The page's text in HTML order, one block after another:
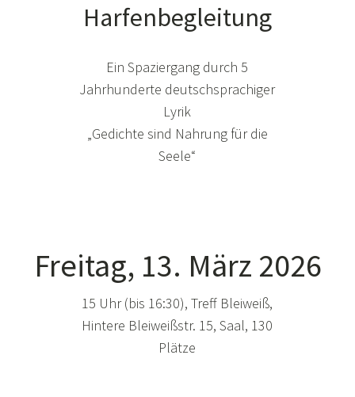
Harfenbegleitung
Ein Spaziergang durch 5
Jahrhunderte deutschsprachiger
Lyrik
„Gedichte sind Nahrung für die
Seele“
Freitag, 13. März 2026
15 Uhr (bis 16:30), Treff Bleiweiß,
Hintere Bleiweißstr. 15, Saal, 130
Plätze